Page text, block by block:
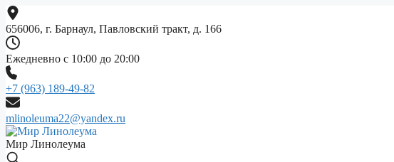
Перейти
к
содержимому
656006, г. Барнаул, Павловский тракт, д. 166
Ежедневно с 10:00 до 20:00
+7 (963) 189-49-82
mlinoleuma22@yandex.ru
Мир Линолеума